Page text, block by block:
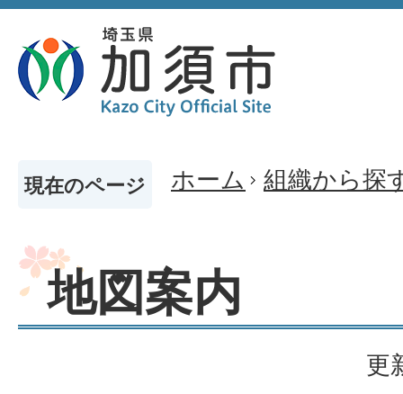
現在のページ ホーム 組織から探
地図案内
更